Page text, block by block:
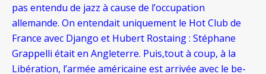
pas entendu de jazz à cause de l’occupation
allemande. On entendait uniquement le Hot Club de
France avec Django et Hubert Rostaing : Stéphane
Grappelli était en Angleterre. Puis,tout à coup, à la
Libération, l’armée américaine est arrivée avec le be-